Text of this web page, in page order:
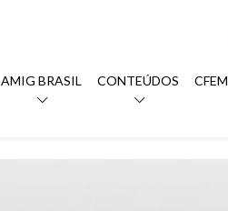
AMIG BRASIL CONTEÚDOS CFEM